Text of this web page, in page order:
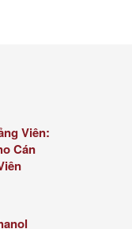
Viên:
Cán